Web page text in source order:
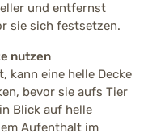
und entfernst
sie sich festsetzen.
nutzen
kann eine helle Decke
bevor sie aufs Tier
Blick auf helle
Aufenthalt im